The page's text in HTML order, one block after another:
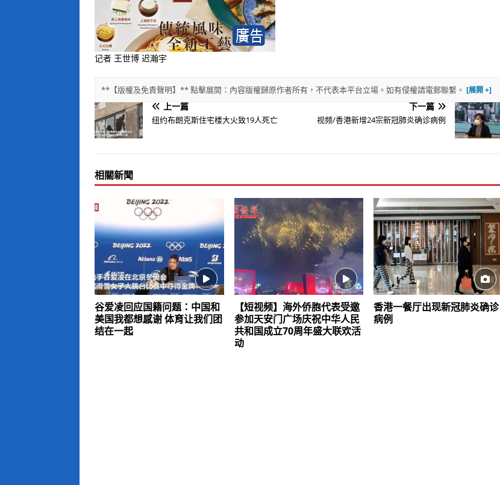
记者 王世博 迟瀚宇
**【版權及免責聲明】** 點擊展開：內容版權歸原作者所有，不代表本平台立場。如有侵權請電郵聯繫。
上一篇
纽约布朗克斯住宅楼大火致19人死亡
下一篇
视频/香港新增24宗新冠肺炎确诊病例
相關新聞
谷爱凌回应国籍问题：中国和
美国我都想感谢 体育让我们团
结在一起
【短视频】海外侨胞代表受邀
参加天安门广场庆祝中华人民
共和国成立70周年盛大联欢活
动
香港一餐厅出现新冠肺炎确诊
病例